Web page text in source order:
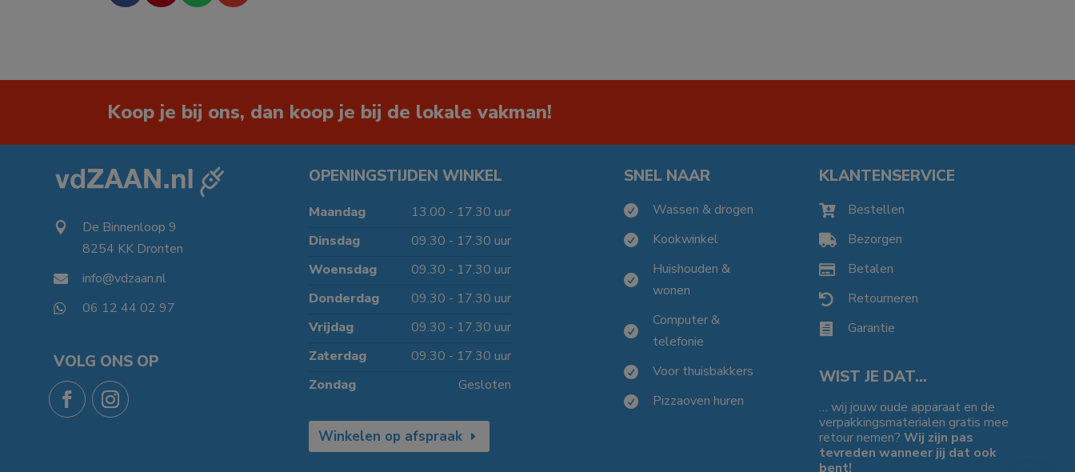
Koop je bij ons, dan koop je bij de lokale vakman!
 De Binnenloop 9
8254 KK Dronten
 info@vdzaan.nl
 06 12 44 02 97
VOLG ONS OP
OPENINGSTIJDEN WINKEL
Maandag
13.00 - 17.30 uur
Dinsdag
09.30 - 17.30 uur
Woensdag
09.30 - 17.30 uur
Donderdag
09.30 - 17.30 uur
Vrijdag
09.30 - 17.30 uur
Zaterdag
09.30 - 17.30 uur
Zondag
Gesloten
Winkelen op afspraak
SNEL NAAR
 Wassen & drogen
 Kookwinkel

Huishouden &
wonen

Computer &
telefonie
 Voor thuisbakkers
 Pizzaoven huren
KLANTENSERVICE
 Bestellen
 Bezorgen
 Betalen
 Retourneren
 Garantie
WIST JE DAT…
… wij jouw oude apparaat en de
verpakkingsmaterialen gratis mee
retour nemen?Wij zijn pas
tevreden wanneer jij dat ook
bent!